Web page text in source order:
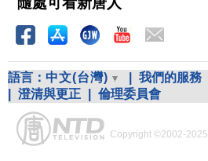
語言： 中文(台灣) 我們的服務
澄清與更正 倫理委員會
Copyright ©2002-2025